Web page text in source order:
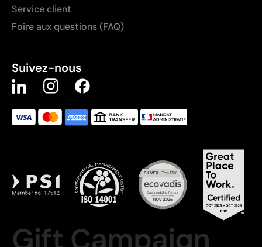
Service client
Foire aux questions (FAQ)
Suivez-nous